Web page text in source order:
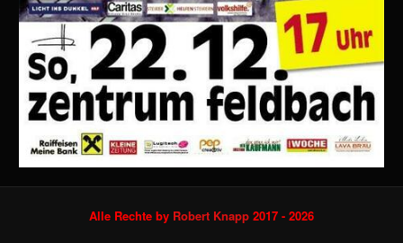
Alle Rechte by Robert Knapp 2017 - 2026